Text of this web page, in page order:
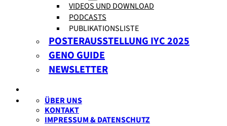
VIDEOS UND DOWNLOAD
PODCASTS
PUBLIKATIONSLISTE
POSTERAUSSTELLUNG IYC 2025
GENO GUIDE
NEWSLETTER
ÜBER UNS
KONTAKT
IMPRESSUM & DATENSCHUTZ